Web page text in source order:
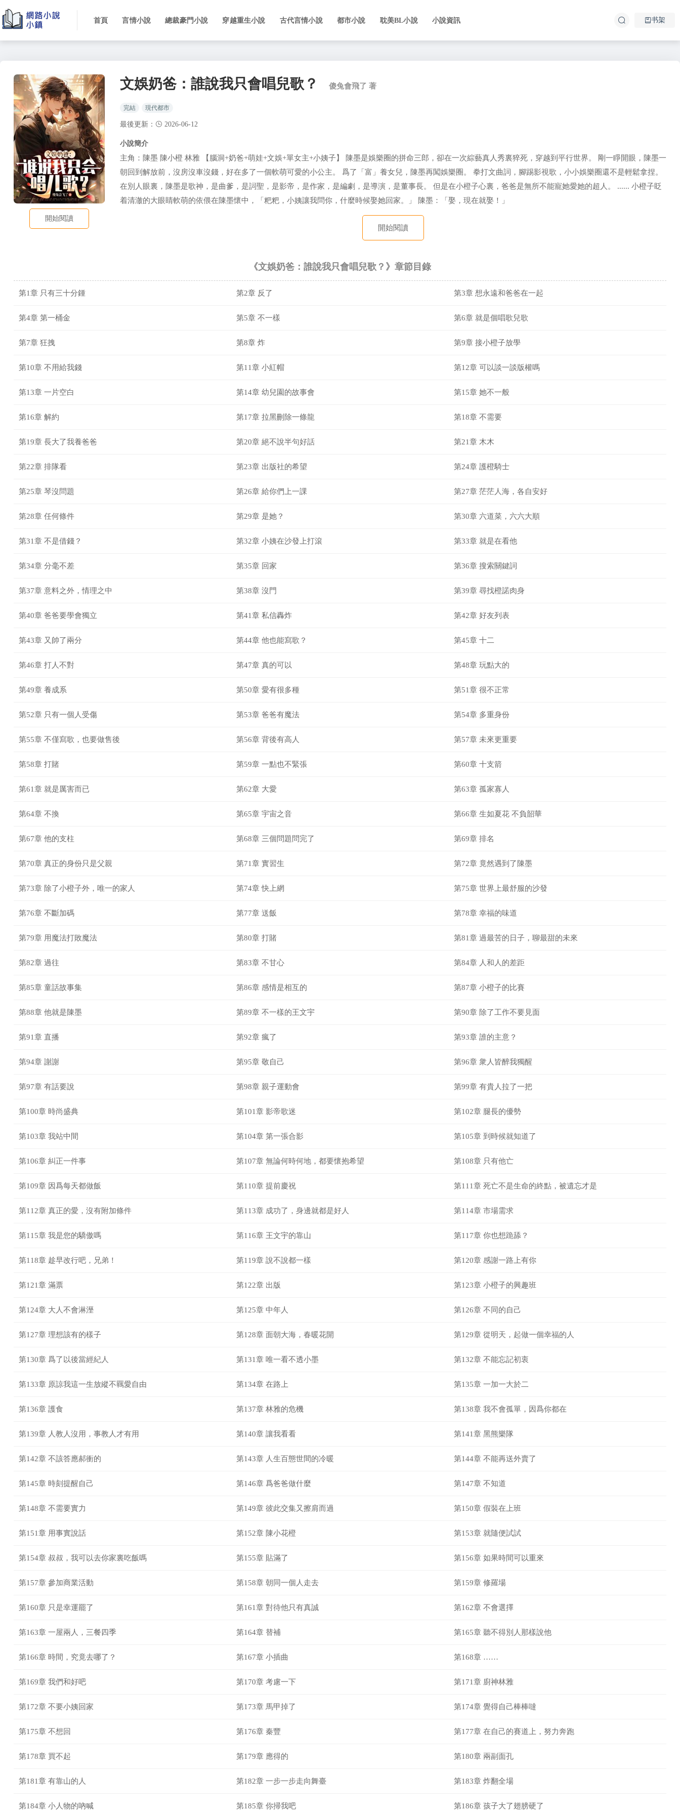
首頁 言情小說 總裁豪門小說 穿越重生小說 古代言情小說 都市小說 耽美BL小說 小說資訊 书架
開始閱讀
文娛奶爸：誰說我只會唱兒歌？ 傻兔會飛了 著
完結 現代都市
最後更新： 2026-06-12
小說簡介
主角：陳墨 陳小橙 林雅 【腦洞+奶爸+萌娃+文娛+單女主+小姨子】 陳墨是娛樂圈的拼命三郎，卻在一次綜藝真人秀裏猝死，穿越到平行世界。 剛一睜開眼，陳墨一
朝回到解放前，沒房沒車沒錢，好在多了一個軟萌可愛的小公主。 爲了「富」養女兒，陳墨再闖娛樂圈。 拳打文曲詞，腳踢影視歌，小小娛樂圈還不是輕鬆拿捏。
在別人眼裏，陳墨是歌神，是曲爹，是詞聖，是影帝，是作家，是編劇，是導演，是董事長。 但是在小橙子心裏，爸爸是無所不能寵她愛她的超人。 ...... 小橙子眨
着清澈的大眼睛軟萌的依偎在陳墨懷中，「粑粑，小姨讓我問你，什麼時候娶她回家。」 陳墨：「娶，現在就娶！」
開始閱讀
《文娛奶爸：誰說我只會唱兒歌？》章節目錄
第1章 只有三十分鍾 第2章 反了 第3章 想永遠和爸爸在一起
第4章 第一桶金 第5章 不一樣 第6章 就是個唱歌兒歌
第7章 狂拽 第8章 炸 第9章 接小橙子放學
第10章 不用給我錢 第11章 小紅帽 第12章 可以談一談版權嗎
第13章 一片空白 第14章 幼兒園的故事會 第15章 她不一般
第16章 解約 第17章 拉黑刪除一條龍 第18章 不需要
第19章 長大了我養爸爸 第20章 絕不說半句好話 第21章 木木
第22章 排隊看 第23章 出版社的希望 第24章 護橙騎士
第25章 琴沒問題 第26章 給你們上一課 第27章 茫茫人海，各自安好
第28章 任何條件 第29章 是她？ 第30章 六道菜，六六大順
第31章 不是借錢？ 第32章 小姨在沙發上打滾 第33章 就是在看他
第34章 分毫不差 第35章 回家 第36章 搜索關鍵詞
第37章 意料之外，情理之中 第38章 沒門 第39章 尋找橙諾肉身
第40章 爸爸要學會獨立 第41章 私信轟炸 第42章 好友列表
第43章 又帥了兩分 第44章 他也能寫歌？ 第45章 十二
第46章 打人不對 第47章 真的可以 第48章 玩點大的
第49章 養成系 第50章 愛有很多種 第51章 很不正常
第52章 只有一個人受傷 第53章 爸爸有魔法 第54章 多重身份
第55章 不僅寫歌，也要做售後 第56章 背後有高人 第57章 未來更重要
第58章 打賭 第59章 一點也不緊張 第60章 十支箭
第61章 就是厲害而已 第62章 大愛 第63章 孤家寡人
第64章 不換 第65章 宇宙之音 第66章 生如夏花 不負韶華
第67章 他的支柱 第68章 三個問題問完了 第69章 排名
第70章 真正的身份只是父親 第71章 實習生 第72章 竟然遇到了陳墨
第73章 除了小橙子外，唯一的家人 第74章 快上網 第75章 世界上最舒服的沙發
第76章 不斷加碼 第77章 送飯 第78章 幸福的味道
第79章 用魔法打敗魔法 第80章 打賭 第81章 過最苦的日子，聊最甜的未來
第82章 過往 第83章 不甘心 第84章 人和人的差距
第85章 童話故事集 第86章 感情是相互的 第87章 小橙子的比賽
第88章 他就是陳墨 第89章 不一樣的王文宇 第90章 除了工作不要見面
第91章 直播 第92章 瘋了 第93章 誰的主意？
第94章 謝謝 第95章 敬自己 第96章 衆人皆醉我獨醒
第97章 有話要說 第98章 親子運動會 第99章 有貴人拉了一把
第100章 時尚盛典 第101章 影帝歌迷 第102章 腿長的優勢
第103章 我站中間 第104章 第一張合影 第105章 到時候就知道了
第106章 糾正一件事 第107章 無論何時何地，都要懷抱希望 第108章 只有他亡
第109章 因爲每天都做飯 第110章 提前慶祝 第111章 死亡不是生命的終點，被遺忘才是
第112章 真正的愛，沒有附加條件 第113章 成功了，身邊就都是好人 第114章 市場需求
第115章 我是您的驕傲嗎 第116章 王文宇的靠山 第117章 你也想跪舔？
第118章 趁早改行吧，兄弟！ 第119章 說不說都一樣 第120章 感謝一路上有你
第121章 滿票 第122章 出版 第123章 小橙子的興趣班
第124章 大人不會淋溼 第125章 中年人 第126章 不同的自己
第127章 理想該有的樣子 第128章 面朝大海，春暖花開 第129章 從明天，起做一個幸福的人
第130章 爲了以後當經紀人 第131章 唯一看不透小墨 第132章 不能忘記初衷
第133章 原諒我這一生放縱不羈愛自由 第134章 在路上 第135章 一加一大於二
第136章 護食 第137章 林雅的危機 第138章 我不會孤單，因爲你都在
第139章 人教人沒用，事教人才有用 第140章 讓我看看 第141章 黑熊樂隊
第142章 不該答應郝衝的 第143章 人生百態世間的冷暖 第144章 不能再送外賣了
第145章 時刻提醒自己 第146章 爲爸爸做什麼 第147章 不知道
第148章 不需要實力 第149章 彼此交集又擦肩而過 第150章 假裝在上班
第151章 用事實說話 第152章 陳小花橙 第153章 就隨便試試
第154章 叔叔，我可以去你家裏吃飯嗎 第155章 貼滿了 第156章 如果時間可以重來
第157章 參加商業活動 第158章 朝同一個人走去 第159章 修羅場
第160章 只是幸運罷了 第161章 對待他只有真誠 第162章 不會選擇
第163章 一屋兩人，三餐四季 第164章 替補 第165章 聽不得別人那樣說他
第166章 時間，究竟去哪了？ 第167章 小插曲 第168章 ……
第169章 我們和好吧 第170章 考慮一下 第171章 廚神林雅
第172章 不要小姨回家 第173章 馬甲掉了 第174章 覺得自己棒棒噠
第175章 不想回 第176章 秦豐 第177章 在自己的賽道上，努力奔跑
第178章 買不起 第179章 應得的 第180章 兩副面孔
第181章 有靠山的人 第182章 一步一步走向舞臺 第183章 炸翻全場
第184章 小人物的吶喊 第185章 你掃我吧 第186章 孩子大了翅膀硬了